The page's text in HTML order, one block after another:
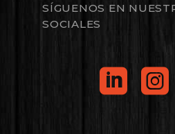
SÍGUENOS EN
SOCIALES